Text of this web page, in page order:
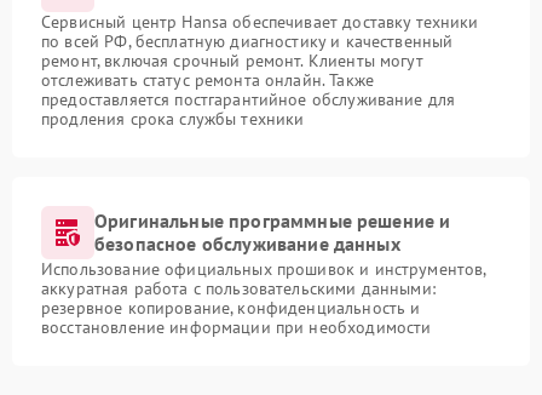
Сервисный центр Hansa обеспечивает доставку техники
по всей РФ, бесплатную диагностику и качественный
ремонт, включая срочный ремонт. Клиенты могут
отслеживать статус ремонта онлайн. Также
предоставляется постгарантийное обслуживание для
продления срока службы техники
Оригинальные программные решение и
безопасное обслуживание данных
Использование официальных прошивок и инструментов,
аккуратная работа с пользовательскими данными:
резервное копирование, конфиденциальность и
восстановление информации при необходимости